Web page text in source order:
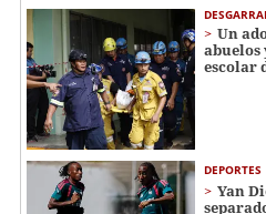
Un
abuelos
escolar
DEPORTES
Yan